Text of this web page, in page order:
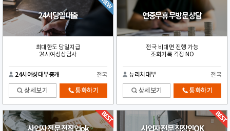
24시당일대출
최대한도 당일지급
24시여성상담사
24시여성대부중개 전국
상세보기 통화하기
연중무휴 무방문 상담
전국 비대면 진행 가능
조회기록 걱정 NO
뉴리치대부 전국
상세보기 통화하기
사업자 전문 전직업ok 사업자 전문 직장인OK